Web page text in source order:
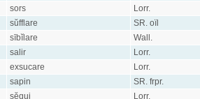
sors
Lorr.
sŭfflare
SR. oïl
sībĭlare
Wall.
salir
Lorr.
exsucare
Lorr.
sapin
SR. frpr.
sĕqui
Lorr.